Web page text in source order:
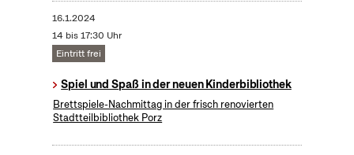
16.1.2024
14 bis 17:30 Uhr
Eintritt frei
Spiel und Spaß in der neuen Kinderbibliothek
Brettspiele-Nachmittag in der frisch renovierten
Stadtteilbibliothek Porz